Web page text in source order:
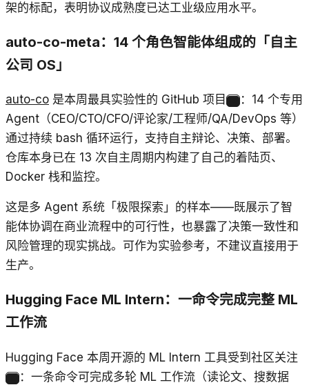
架的标配，表明协议成熟度已达工业级应用水平。
auto-co-meta：14 个角色智能体组成的「自主
公司 OS」
auto-co 是本周最具实验性的 GitHub 项目
：14 个专用
Agent（CEO/CTO/CFO/评论家/工程师/QA/DevOps 等）
通过持续 bash 循环运行，支持自主辩论、决策、部署。
仓库本身已在 13 次自主周期内构建了自己的着陆页、
Docker 栈和监控。
这是多 Agent 系统「极限探索」的样本——既展示了智
能体协调在商业流程中的可行性，也暴露了决策一致性和
风险管理的现实挑战。可作为实验参考，不建议直接用于
生产。
Hugging Face ML Intern：一命令完成完整 ML
工作流
Hugging Face 本周开源的 ML Intern 工具受到社区关注
：一条命令可完成多轮 ML 工作流（读论文、搜数据